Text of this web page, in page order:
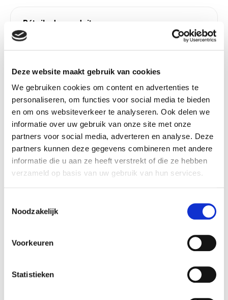
Deze website maakt gebruik van cookies
We gebruiken cookies om content en advertenties te
personaliseren, om functies voor social media te bieden
en om ons websiteverkeer te analyseren. Ook delen we
informatie over uw gebruik van onze site met onze
partners voor social media, adverteren en analyse. Deze
partners kunnen deze gegevens combineren met andere
informatie die u aan ze heeft verstrekt of die ze hebben
verzameld op basis van uw gebruik van hun services.
Noodzakelijk
Voorkeuren
Statistieken
Détails du produit
Payable avec
écochèques:
Oui, dans nos jardineries
Largeur (cm):
24,5 cm
Longueur (cm):
25 cm
Diamètre (cm):
24,5 cm
Material:
Plastique
Résistant au gel:
Oui
Trou d’évacuation:
Oui